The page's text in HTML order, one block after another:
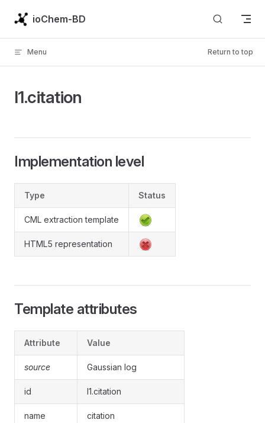
Skip to content
ioChem-BD
Menu Return to top
l1.citation
Implementation level
Type Status
CML extraction template
HTML5 representation
Template attributes
Attribute Value
source Gaussian log
id l1.citation
name citation